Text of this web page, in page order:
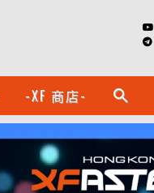
-XF 商店- search